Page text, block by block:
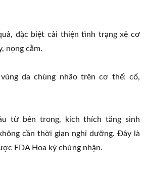
đặc biệt cải thiện tình trạng xệ cơ
nọng cằm.
da chùng nhão trên cơ thể: cổ,
từ bên trong, kích thích tăng sinh
cần thời gian nghỉ dưỡng. Đây là
FDA Hoa kỳ chứng nhận.